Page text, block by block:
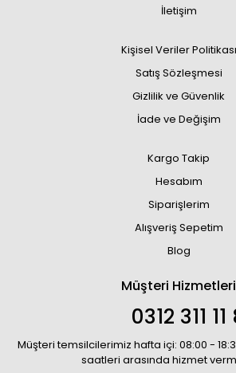
İletişim
Kişisel Veriler Politikası
Satış Sözleşmesi
Gizlilik ve Güvenlik
İade ve Değişim
Kargo Takip
Hesabım
Siparişlerim
Alışveriş Sepetim
Blog
Müşteri Hizmetleri
0312 311
Müşteri temsilcilerimiz hafta içi: 08:00 -
saatleri arasında hizmet